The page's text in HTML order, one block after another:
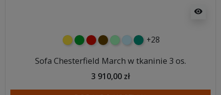
visibility
żółtyzielonyczerwony
czekoladowy
miętowybłękitny
turkusowy
+28
Sofa Chesterfield March w tkaninie 3 os.
3 910,00 zł